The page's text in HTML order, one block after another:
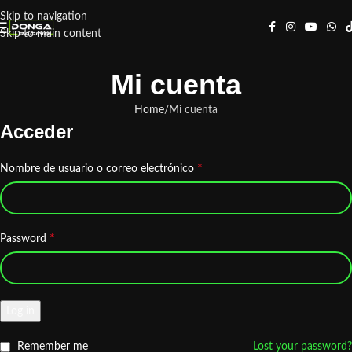
Skip to navigation
Skip to main content
Mi cuenta
Home Mi cuenta
Acceder
Nombre de usuario o correo electrónico *
Password *
Lost your password?
Remember me